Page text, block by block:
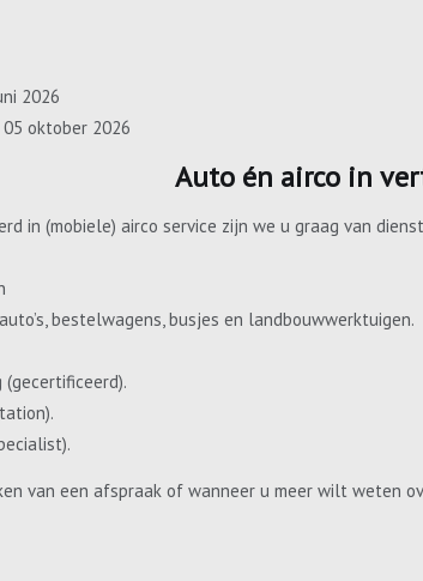
2026
oktober 2026
Auto én airco in
in (mobiele) airco service zijn we u graag van
bestelwagens, busjes en landbouwwerktuigen.
van een afspraak of wanneer u meer wilt weten